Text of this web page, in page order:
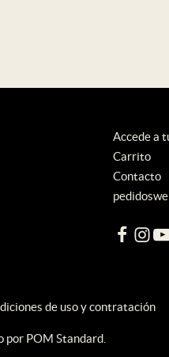
Accede a
Carrito
Contacto
de uso y contratación
por POM Standard